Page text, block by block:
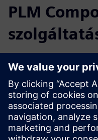
PLM
Olvassa el a
Szerezzen új
általában a PLM piacra